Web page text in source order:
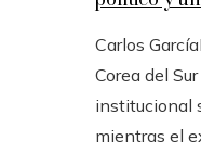
Carlos García
Corea del
institucional
mientras el